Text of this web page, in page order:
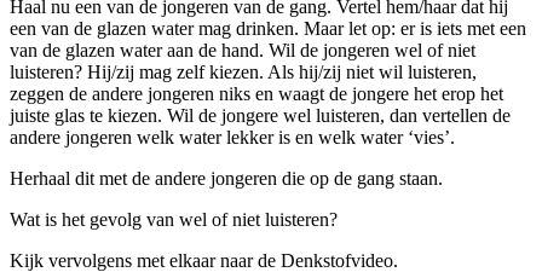
Haal nu een van de jongeren van de gang. Vertel hem/haar dat hij
een van de glazen water mag drinken. Maar let op: er is iets met een
van de glazen water aan de hand. Wil de jongeren wel of niet
luisteren? Hij/zij mag zelf kiezen. Als hij/zij niet wil luisteren,
zeggen de andere jongeren niks en waagt de jongere het erop het
juiste glas te kiezen. Wil de jongere wel luisteren, dan vertellen de
andere jongeren welk water lekker is en welk water ‘vies’.
Herhaal dit met de andere jongeren die op de gang staan.
Wat is het gevolg van wel of niet luisteren?
Kijk vervolgens met elkaar naar de Denkstofvideo.